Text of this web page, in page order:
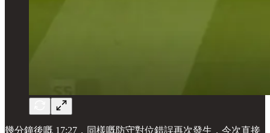
幾分鐘後嘅 17:27，同樣嘅防守對位錯誤再次發生，今次直接